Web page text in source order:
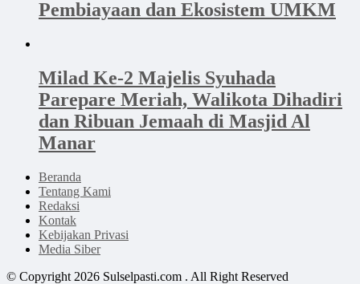
Pembiayaan dan Ekosistem UMKM
Milad Ke-2 Majelis Syuhada
Parepare Meriah, Walikota Dihadiri
dan Ribuan Jemaah di Masjid Al
Manar
Beranda
Tentang Kami
Redaksi
Kontak
Kebijakan Privasi
Media Siber
© Copyright 2026 Sulselpasti.com . All Right Reserved